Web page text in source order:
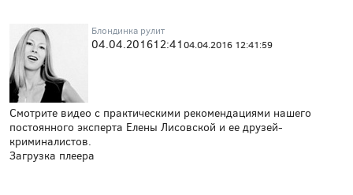
Блондинка рулит
04.04.201612:4104.04.2016 12:41:59
Смотрите видео с практическими рекомендациями нашего
постоянного эксперта Елены Лисовской и ее друзей-
криминалистов.
Загрузка плеера